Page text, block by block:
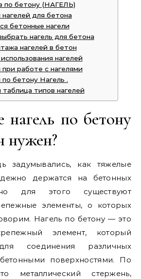
по бетону (НАГЕЛЬ)
для бетона
бетонные нагели
нагель для бетона
нагелей в бетон
нагелей
работе с нагелями
бетону Нагель .
таблица типов нагелей
нагель по бетону
нужен?
задумывались, как тяжелые
держатся на бетонных
для этого существуют
элементы, о которых
Нагель по бетону — это
элемент, который
соединения различных
поверхностями. По
металлический стержень,